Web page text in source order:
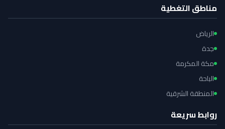
مناطق التغطية
الرياض
جدة
مكة المكرمة
الباحة
المنطقة الشرقية
روابط سريعة